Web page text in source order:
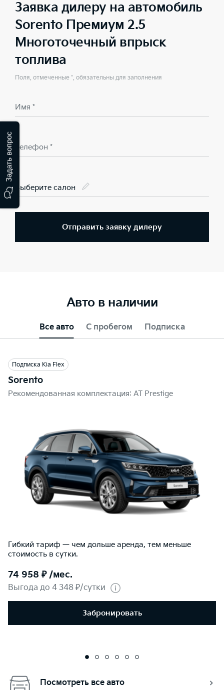
Заявка дилеру на автомобиль
Sorento Премиум 2.5
Многоточечный впрыск
топлива
Поля, отмеченные *, обязательны для заполнения
Имя *
Телефон *
Выберите салон
Отправить заявку дилеру
Авто в наличии
Все авто С пробегом Подписка
Подписка Kia Flex
Sorento
Рекомендованная комплектация: AT Prestige
Гибкий тариф — чем дольше аренда, тем меньше
стоимость в сутки.
74 958 ₽ /мес.
Выгода до 4 348 ₽/сутки
Забронировать
Посмотреть все авто
Задать вопрос